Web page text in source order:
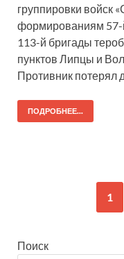
группировки войск
формированиям 57-
113-й бригады
пунктов Липцы и
Противник потерял
ПОДРОБНЕЕ...
1
Поиск